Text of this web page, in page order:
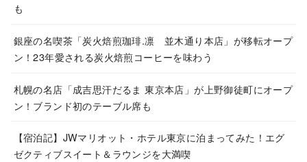
も
銀座の名喫茶「炭火焙煎珈琲.凛 並木通り本店」が移転オープ
ン！23年愛される炭火焙煎コーヒーを味わう
札幌の名店「成吉思汗だるま 東京本店」が上野御徒町にオープ
ン！ブランド初のテーブル席も
【宿泊記】JWマリオット・ホテル東京に泊まってみた！エグ
ゼクティブスイート＆ラウンジを大満喫